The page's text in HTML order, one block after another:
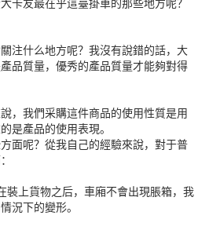
卡友最在乎這臺掛車的那些地方呢？
注什么地方呢？我沒有說錯的話，大
品質量，優秀的產品質量才能夠對得
，我們采購這件商品的使用性質是用
是產品的使用表現。
面呢？從我自己的經驗來說，對于普
裝上貨物之后，車廂不會出現脹箱，我
況下的變形。